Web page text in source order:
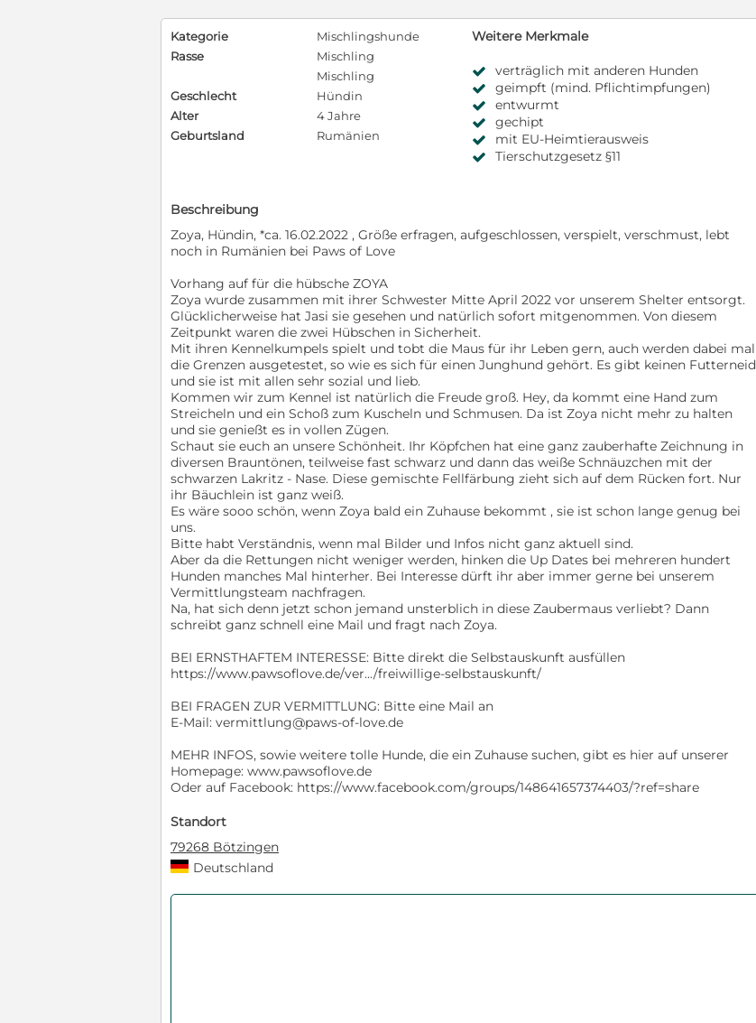
Kategorie
Mischlingshunde
Rasse
Mischling
Mischling
Geschlecht
Hündin
Alter
4 Jahre
Geburtsland
Rumänien
Weitere Merkmale
verträglich mit anderen Hunden
geimpft (mind. Pflichtimpfungen)
entwurmt
gechipt
mit EU-Heimtierausweis
Tierschutzgesetz §11
Beschreibung
Zoya, Hündin, *ca. 16.02.2022 , Größe erfragen, aufgeschlossen, verspielt, verschmust, lebt
noch in Rumänien bei Paws of Love
Vorhang auf für die hübsche ZOYA
Zoya wurde zusammen mit ihrer Schwester Mitte April 2022 vor unserem Shelter entsorgt.
Glücklicherweise hat Jasi sie gesehen und natürlich sofort mitgenommen. Von diesem
Zeitpunkt waren die zwei Hübschen in Sicherheit.
Mit ihren Kennelkumpels spielt und tobt die Maus für ihr Leben gern, auch werden dabei mal
die Grenzen ausgetestet, so wie es sich für einen Junghund gehört. Es gibt keinen Futterneid
und sie ist mit allen sehr sozial und lieb.
Kommen wir zum Kennel ist natürlich die Freude groß. Hey, da kommt eine Hand zum
Streicheln und ein Schoß zum Kuscheln und Schmusen. Da ist Zoya nicht mehr zu halten
und sie genießt es in vollen Zügen.
Schaut sie euch an unsere Schönheit. Ihr Köpfchen hat eine ganz zauberhafte Zeichnung in
diversen Brauntönen, teilweise fast schwarz und dann das weiße Schnäuzchen mit der
schwarzen Lakritz - Nase. Diese gemischte Fellfärbung zieht sich auf dem Rücken fort. Nur
ihr Bäuchlein ist ganz weiß.
Es wäre sooo schön, wenn Zoya bald ein Zuhause bekommt , sie ist schon lange genug bei
uns.
Bitte habt Verständnis, wenn mal Bilder und Infos nicht ganz aktuell sind.
Aber da die Rettungen nicht weniger werden, hinken die Up Dates bei mehreren hundert
Hunden manches Mal hinterher. Bei Interesse dürft ihr aber immer gerne bei unserem
Vermittlungsteam nachfragen.
Na, hat sich denn jetzt schon jemand unsterblich in diese Zaubermaus verliebt? Dann
schreibt ganz schnell eine Mail und fragt nach Zoya.
BEI ERNSTHAFTEM INTERESSE: Bitte direkt die Selbstauskunft ausfüllen
https://www.pawsoflove.de/ver.../freiwillige-selbstauskunft/
BEI FRAGEN ZUR VERMITTLUNG: Bitte eine Mail an
E-Mail: vermittlung@paws-of-love.de
MEHR INFOS, sowie weitere tolle Hunde, die ein Zuhause suchen, gibt es hier auf unserer
Homepage: www.pawsoflove.de
Oder auf Facebook: https://www.facebook.com/groups/148641657374403/?ref=share
Standort
79268 Bötzingen
Deutschland